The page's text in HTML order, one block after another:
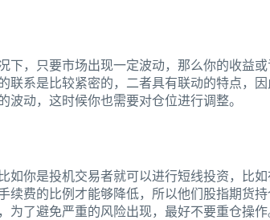
下，只要市场出现一定波动，那么你的收益
联系是比较紧密的，二者具有联动的特点，
动，这时候你也需要对仓位进行调整。
如你是投机交易者就可以进行短线投资，比
续费的比例才能够降低，所以他们股指期货
为了避免严重的风险出现，最好不要重仓操作